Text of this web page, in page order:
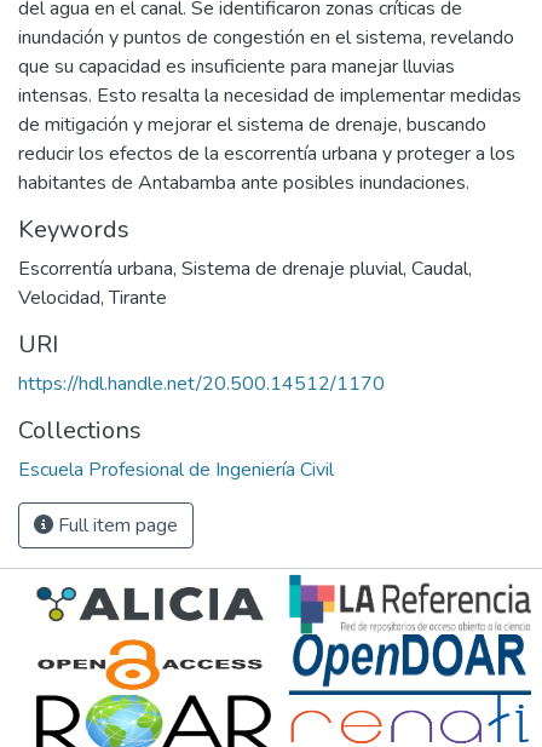
del agua en el canal. Se identificaron zonas críticas de
inundación y puntos de congestión en el sistema, revelando
que su capacidad es insuficiente para manejar lluvias
intensas. Esto resalta la necesidad de implementar medidas
de mitigación y mejorar el sistema de drenaje, buscando
reducir los efectos de la escorrentía urbana y proteger a los
habitantes de Antabamba ante posibles inundaciones.
Keywords
Escorrentía urbana, Sistema de drenaje pluvial, Caudal,
Velocidad,Tirante
URI
https://hdl.handle.net/20.500.14512/1170
Collections
Escuela Profesional de Ingeniería Civil
Full item page